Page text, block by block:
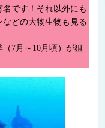
です！それ以外にも
どの大物生物も見る
7月～10月頃）が狙